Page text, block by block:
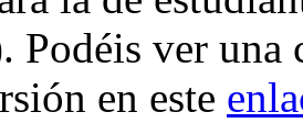
Podéis ver una
en este